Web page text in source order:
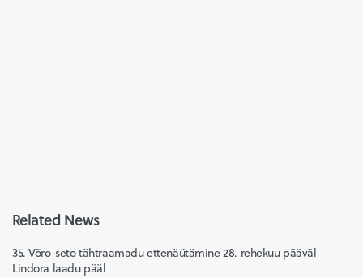
Related News
35. Võro-seto tähtraamadu ettenäütämine 28. rehekuu pääväl
Lindora laadu pääl